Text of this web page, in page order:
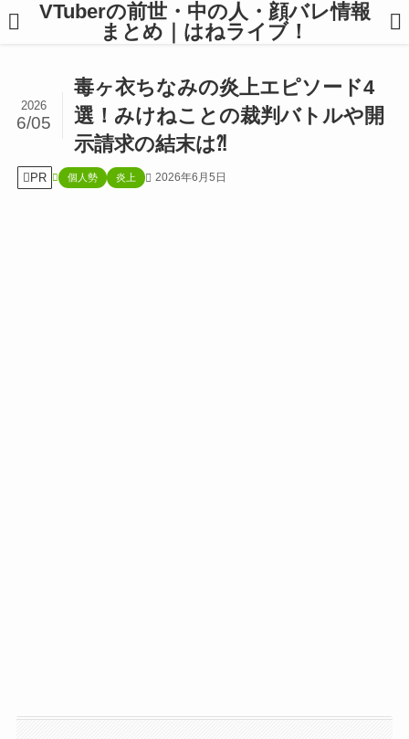
VTuberの前世・中の人・顔バレ情報
まとめ｜はねライブ！
毒ヶ衣ちなみの炎上エピソード4
選！みけねことの裁判バトルや開
示請求の結末は⁈
2026
6/05
PR 個人勢 炎上 2026年6月5日